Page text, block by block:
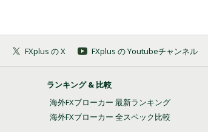
FXplus の X FXplus の Youtubeチャンネル
ランキング & 比較
海外FXブローカー 最新ランキング
海外FXブローカー 全スペック比較